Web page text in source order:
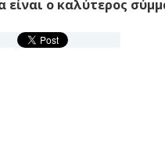
είναι ο καλύτερος